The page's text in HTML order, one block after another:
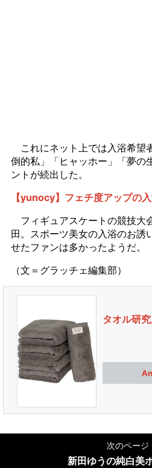
これにネット上では入浴希望
倒的私」「ヒャッホー」「夢の
ントが続出した。
【yunocy】フェチ度アップの
フィギュアスケートの競技大
田。スポーツ美女の入浴のお誘
せたファンは多かったようだ。
（文＝グラッチェ編集部）
タオル研
次のページ
新田ゆうの純白美